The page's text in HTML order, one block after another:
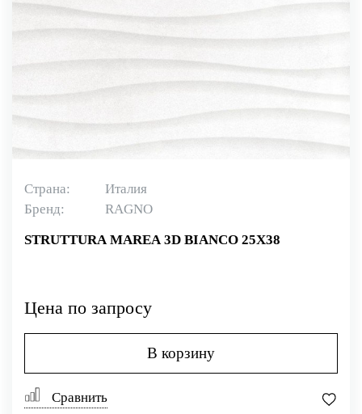
Страна:
Италия
Бренд:
RAGNO
STRUTTURA MAREA 3D BIANCO 25X38
Цена по запросу
В корзину
Сравнить